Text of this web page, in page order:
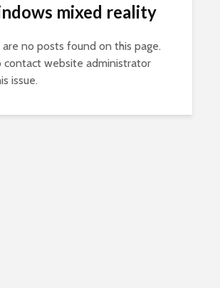
mixed reality
no posts found on this page.
contact website administrator
issue.